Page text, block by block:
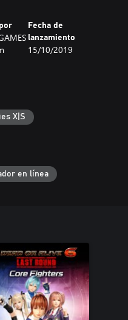
Fecha de
lanzamiento
15/10/2019
X|S
en línea